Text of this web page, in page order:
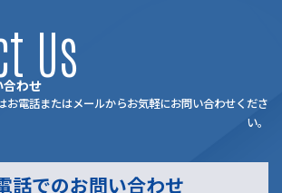
合わせ
Us
お電話またはメールからお気軽にお問い合わせくださ
い。
話でのお問い合わせ